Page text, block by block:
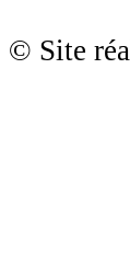
© Site